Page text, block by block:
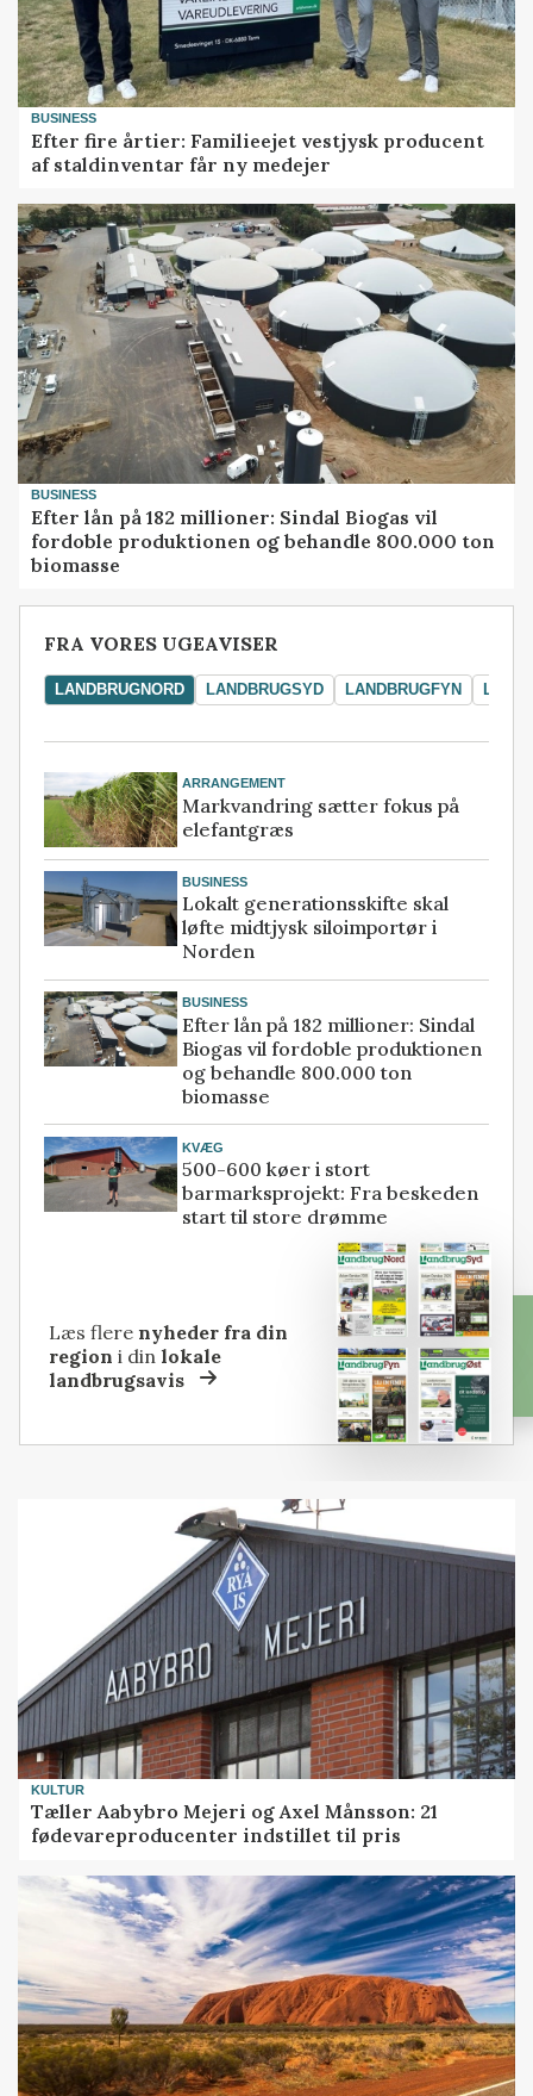
BUSINESS
Efter fire årtier: Familieejet vestjysk producent
af staldinventar får ny medejer
BUSINESS
Efter lån på 182 millioner: Sindal Biogas vil
fordoble produktionen og behandle 800.000 ton
biomasse
FRA VORES UGEAVISER
LANDBRUGNORD LANDBRUGSYD LANDBRUGFYN
ARRANGEMENT
Markvandring sætter fokus på
elefantgræs
BUSINESS
Lokalt generationsskifte skal
løfte midtjysk siloimportør i
Norden
BUSINESS
Efter lån på 182 millioner: Sindal
Biogas vil fordoble produktionen
og behandle 800.000 ton
biomasse
KVÆG
500-600 køer i stort
barmarksprojekt: Fra beskeden
start til store drømme
Læs flere nyheder fra din
region i dinlokale
landbrugsavis
KULTUR
Tæller Aabybro Mejeri og Axel Månsson: 21
fødevareproducenter indstillet til pris